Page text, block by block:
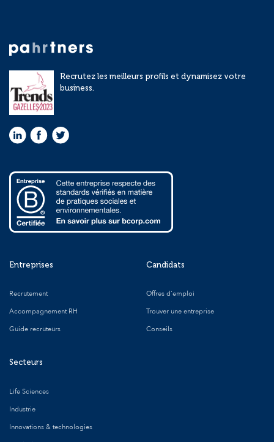
Recrutez les meilleurs profils et dynamisez votre
business.
Entreprises
Recrutement
Accompagnement RH
Guide recruteurs
Secteurs
Life Sciences
Industrie
Innovations & technologies
Candidats
Offres d'emploi
Trouver une entreprise
Conseils